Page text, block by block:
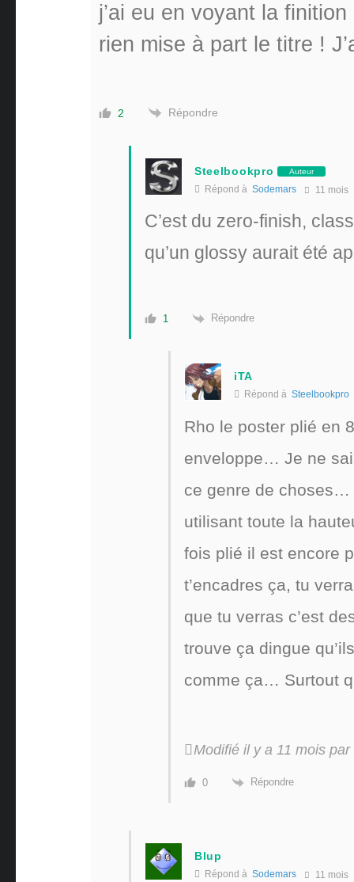
j’ai eu en voyant la
rien mise à part le titre !
2 Répondre
Steelbookpro Auteur
Répond à Sodemars 11 mois
C’est du zero-finish,
qu’un glossy aurait été
1 Répondre
iTA
Répond à Steelbookpro
Rho le poster plié en
enveloppe… Je ne
ce genre de choses…
utilisant toute la
fois plié il est encore
t’encadres ça, tu
que tu verras c’est
trouve ça dingue
comme ça… Surtout
Modifié il y a 11 mois par
0 Répondre
Blup
Répond à Sodemars 11 mois